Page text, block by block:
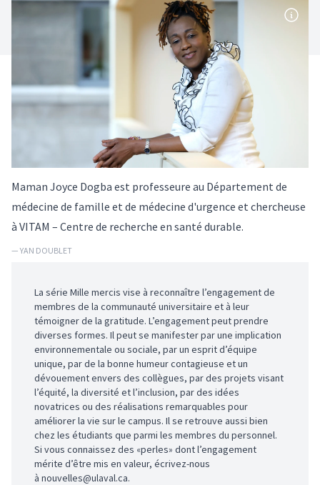
Maman Joyce Dogba est professeure au Département de
médecine de famille et de médecine d'urgence et chercheuse
à VITAM – Centre de recherche en santé durable.
— YAN DOUBLET
La série Mille mercis vise à reconnaître l’engagement de
membres de la communauté universitaire et à leur
témoigner de la gratitude. L’engagement peut prendre
diverses formes. Il peut se manifester par une implication
environnementale ou sociale, par un esprit d’équipe
unique, par de la bonne humeur contagieuse et un
dévouement envers des collègues, par des projets visant
l’équité, la diversité et l’inclusion, par des idées
novatrices ou des réalisations remarquables pour
améliorer la vie sur le campus. Il se retrouve aussi bien
chez les étudiants que parmi les membres du personnel.
Si vous connaissez des «perles» dont l’engagement
mérite d’être mis en valeur, écrivez-nous
à nouvelles@ulaval.ca.